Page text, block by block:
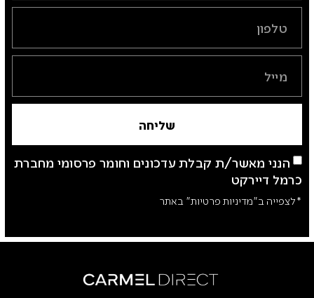
הנני מאשר/ת קבלת עדכונים וחומר פרסומי מחברת
כרמל דיירקט
*לצפייה ב"מדיניות פרטיות" באתר
שליחה